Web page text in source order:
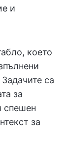
и
което
са
за
спешен
за